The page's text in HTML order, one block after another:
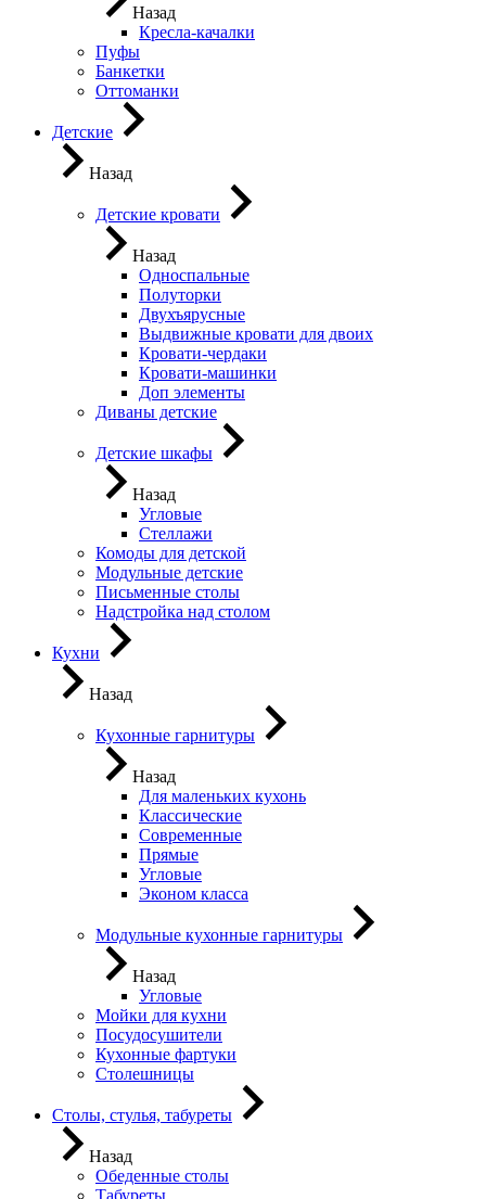
Назад
Кресла-качалки
Пуфы
Банкетки
Оттоманки
Детские
Назад
Детские кровати
Назад
Односпальные
Полуторки
Двухъярусные
Выдвижные кровати для двоих
Кровати-чердаки
Кровати-машинки
Доп элементы
Диваны детские
Детские шкафы
Назад
Угловые
Стеллажи
Комоды для детской
Модульные детские
Письменные столы
Надстройка над столом
Кухни
Назад
Кухонные гарнитуры
Назад
Для маленьких кухонь
Классические
Современные
Прямые
Угловые
Эконом класса
Модульные кухонные гарнитуры
Назад
Угловые
Мойки для кухни
Посудосушители
Кухонные фартуки
Столешницы
Столы, стулья, табуреты
Назад
Обеденные столы
Табуреты